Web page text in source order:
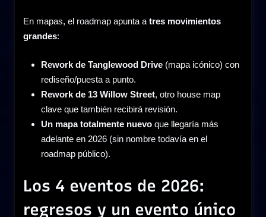
En mapas, el roadmap apunta a tres movimientos
grandes:
Rework de Tanglewood Drive (mapa icónico) con
rediseño/puesta a punto.
Rework de 13 Willow Street, otro house map
clave que también recibirá revisión.
Un mapa totalmente nuevo que llegaría más
adelante en 2026 (sin nombre todavía en el
roadmap público).
Los 4 eventos de 2026:
regresos y un evento único